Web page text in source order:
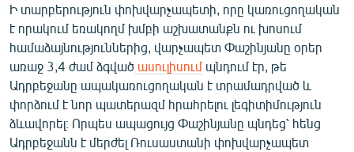
«Ազատության» բոլոր կայքերը
Ի տարբերություն փոխվարչապետի, որը կառուցողական
է որակում եռակողմ խմբի աշխատանքն ու խոսում
համաձայնություններից, վարչապետ Փաշինյանը օրեր
առաջ 3,4 ժամ ձգված ասուլիսում պնդում էր, թե
Ադրբեջանը ապակառուցողական է տրամադրված և
փորձում է նոր պատերազմ հրահրելու լեգիտիմություն
ձևավորել։ Որպես ապացույց Փաշինյանը պնդեց՝ հենց
Ադրբեջանն է մերժել Ռուսաստանի փոխվարչապետ